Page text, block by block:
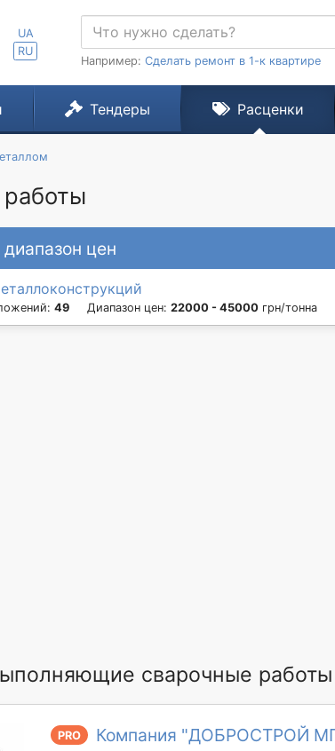
UA
RU
Например: Сделать ремонт в 1-к квартире
Тендеры Расценки
цен
49 Диапазон цен: 22000 - 45000 грн/тонна
сварочные работы
PRO Компания "ДОБРОСТРОЙ